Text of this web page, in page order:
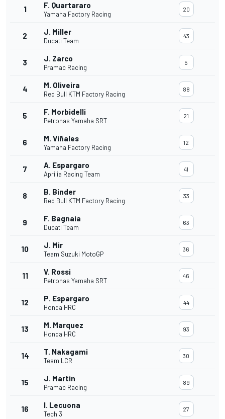
1 F. Quartararo
Yamaha Factory Racing
20
2 J. Miller
Ducati Team
43
3 J. Zarco
Pramac Racing
5
4 M. Oliveira
Red Bull KTM Factory Racing
88
5 F. Morbidelli
Petronas Yamaha SRT
21
6 M. Viñales
Yamaha Factory Racing
12
7 A. Espargaro
Aprilia Racing Team
41
8 B. Binder
Red Bull KTM Factory Racing
33
9 F. Bagnaia
Ducati Team
63
10 J. Mir
Team Suzuki MotoGP
36
11 V. Rossi
Petronas Yamaha SRT
46
12 P. Espargaro
Honda HRC
44
13 M. Marquez
Honda HRC
93
14 T. Nakagami
Team LCR
30
15 J. Martin
Pramac Racing
89
16 I. Lecuona
Tech 3
27